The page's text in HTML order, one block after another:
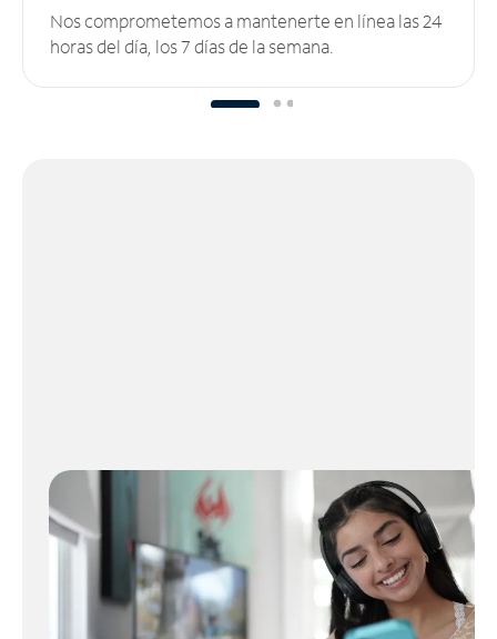
Nos comprometemos a mantenerte en línea las 24
horas del día, los 7 días de la semana.